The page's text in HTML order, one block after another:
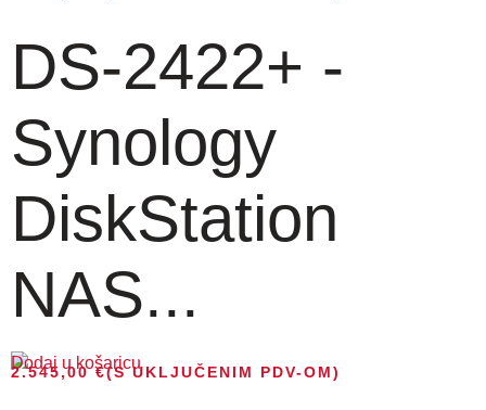
DS-2422+ -
Synology
DiskStation
NAS...
2.545,00€(S UKLJUČENIM PDV-OM)
Dodaj u košaricu